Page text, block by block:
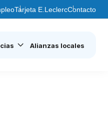
Tarjeta E.LeclercContacto
Alianzas locales